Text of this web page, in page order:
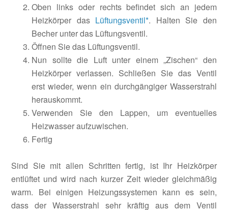
Oben links oder rechts befindet sich an jedem
Heizkörper das Lüftungsventil*. Halten Sie den
Becher unter das Lüftungsventil.
Öffnen Sie das Lüftungsventil.
Nun sollte die Luft unter einem „Zischen“ den
Heizkörper verlassen. Schließen Sie das Ventil
erst wieder, wenn ein durchgängiger Wasserstrahl
herauskommt.
Verwenden Sie den Lappen, um eventuelles
Heizwasser aufzuwischen.
Fertig
Sind Sie mit allen Schritten fertig, ist Ihr Heizkörper
entlüftet und wird nach kurzer Zeit wieder gleichmäßig
warm. Bei einigen Heizungssystemen kann es sein,
dass der Wasserstrahl sehr kräftig aus dem Ventil